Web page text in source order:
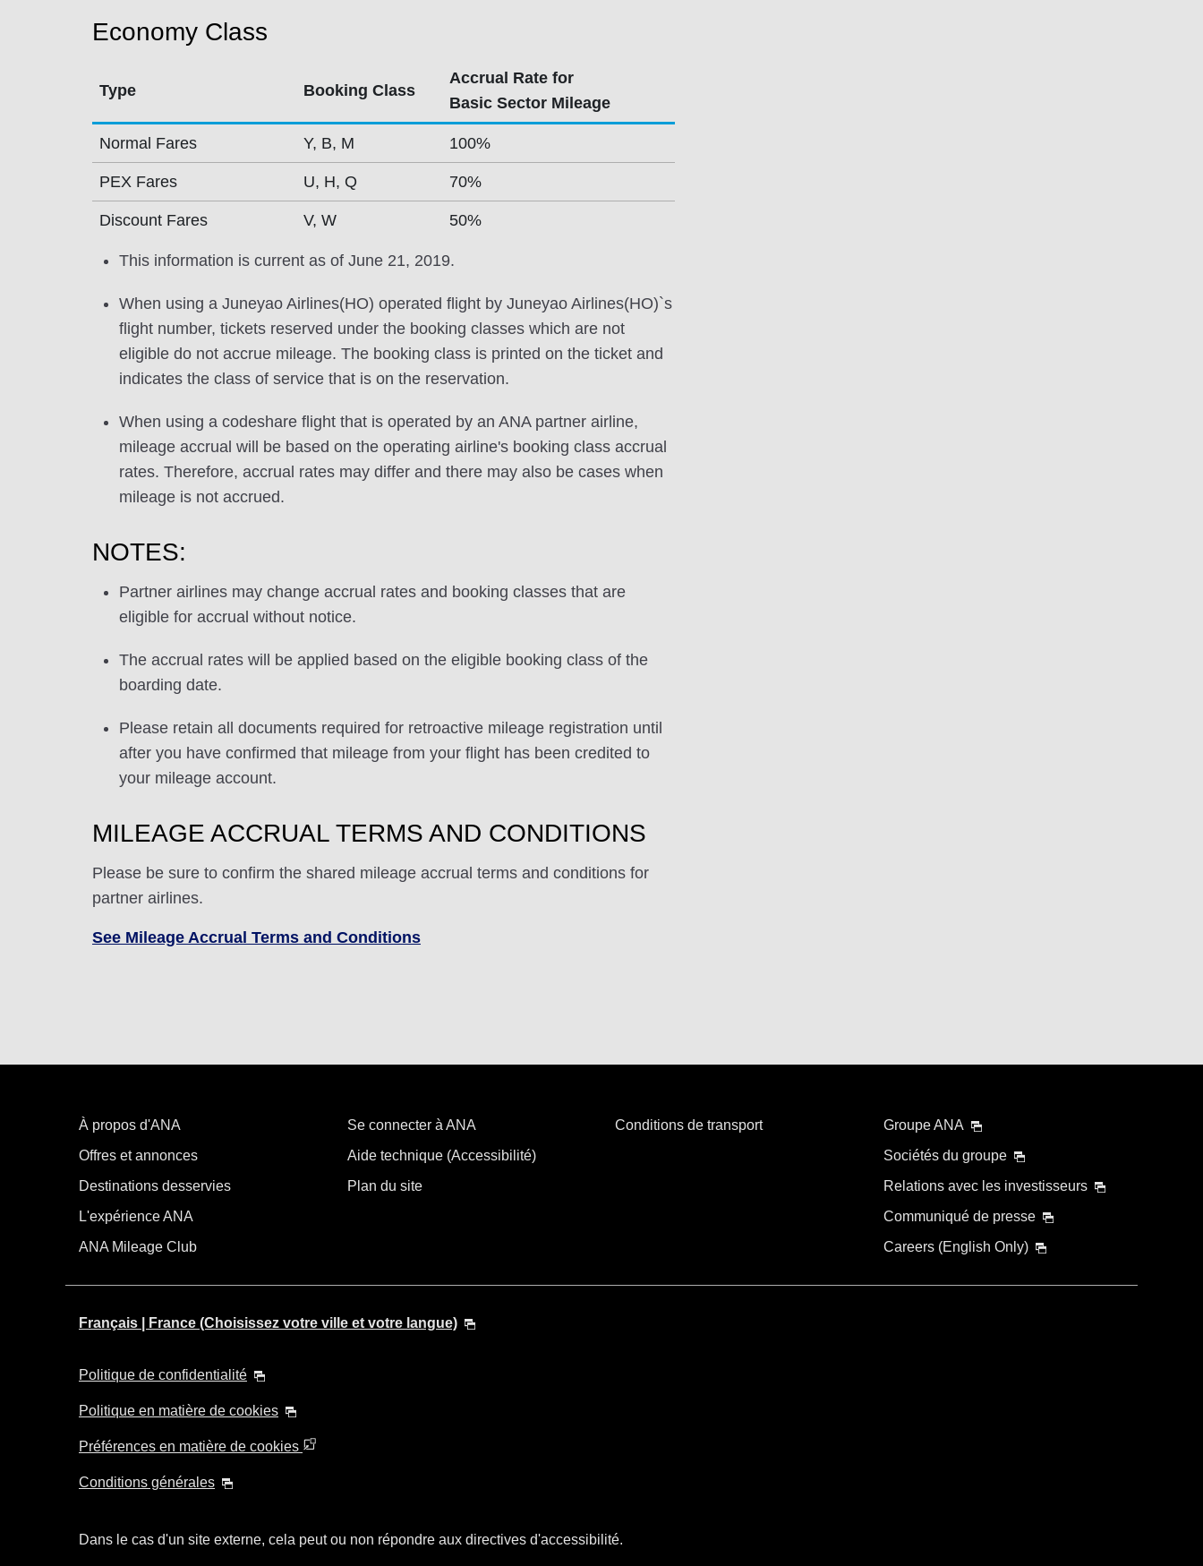
Economy Class
Type Booking Class
Accrual Rate for
Basic Sector Mileage
Normal Fares Y, B, M 100%
PEX Fares U, H, Q 70%
Discount Fares V, W 50%
This information is current as of June 21, 2019.
When using a Juneyao Airlines(HO) operated flight by Juneyao Airlines(HO)`s
flight number, tickets reserved under the booking classes which are not
eligible do not accrue mileage. The booking class is printed on the ticket and
indicates the class of service that is on the reservation.
When using a codeshare flight that is operated by an ANA partner airline,
mileage accrual will be based on the operating airline's booking class accrual
rates. Therefore, accrual rates may differ and there may also be cases when
mileage is not accrued.
NOTES:
Partner airlines may change accrual rates and booking classes that are
eligible for accrual without notice.
The accrual rates will be applied based on the eligible booking class of the
boarding date.
Please retain all documents required for retroactive mileage registration until
after you have confirmed that mileage from your flight has been credited to
your mileage account.
MILEAGE ACCRUAL TERMS AND CONDITIONS
Please be sure to confirm the shared mileage accrual terms and conditions for
partner airlines.
See Mileage Accrual Terms and Conditions
À propos d'ANA
Offres et annonces
Destinations desservies
L'expérience ANA
ANA Mileage Club
Se connecter à ANA
Aide technique (Accessibilité)
Plan du site
Conditions de transport
Groupe ANA
Sociétés du groupe
Relations avec les investisseurs
Communiqué de presse
Careers (English Only)
Français | France (Choisissez votre ville et votre langue)
Politique de confidentialité
Politique en matière de cookies
Préférences en matière de cookies
Conditions générales
Dans le cas d'un site externe, cela peut ou non répondre aux directives d'accessibilité.